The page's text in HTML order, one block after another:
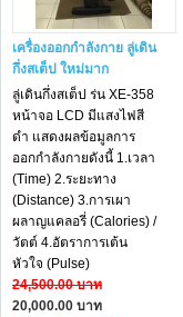
เครื่องออกกำลังกาย ลู่เดิน
กึ่งสเต็ป ใหม่มาก
ลู่เดินกึ่งสเต็ป ร่น XE-358
หน้าจอ LCD มีแสงไฟสี
ดำ แสดงผลข้อมูลการ
ออกกำลังกายดังนี้ 1.เวลา
(Time) 2.ระยะทาง
(Distance) 3.การเผา
ผลาญแคลอรี่ (Calories) /
วัตต์ 4.อัตราการเต้น
หัวใจ (Pulse)
24,500.00 บาท
20,000.00 บาท